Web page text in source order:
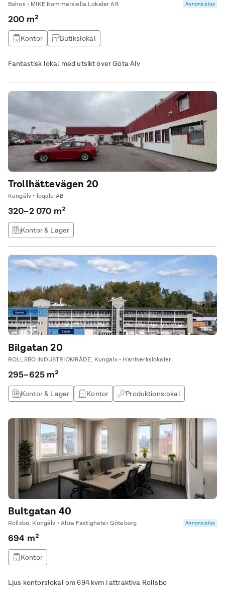
Bohus • MIKE Kommersiella Lokaler AB Annons plus
200 m²
Kontor Butikslokal
Fantastisk lokal med utsikt över Göta Älv
Trollhättevägen 20
Kungälv • loqalo AB
320–2 070 m²
Kontor & Lager
Bilgatan 20
ROLLSBO INDUSTRIOMRÅDE, Kungälv • Hantverkslokaler
295–625 m²
Kontor & Lager Kontor
Produktionslokal
Lagerlokal
Bultgatan 40
Rollsbo, Kungälv • Altra Fastigheter Göteborg Annons plus
694 m²
Kontor
Ljus kontorslokal om 694 kvm i attraktiva Rollsbo